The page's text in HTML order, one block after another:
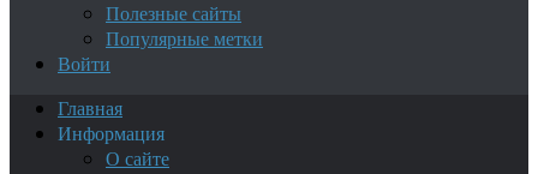
Полезные сайты
Популярные метки
Войти
Главная
Информация
О сайте